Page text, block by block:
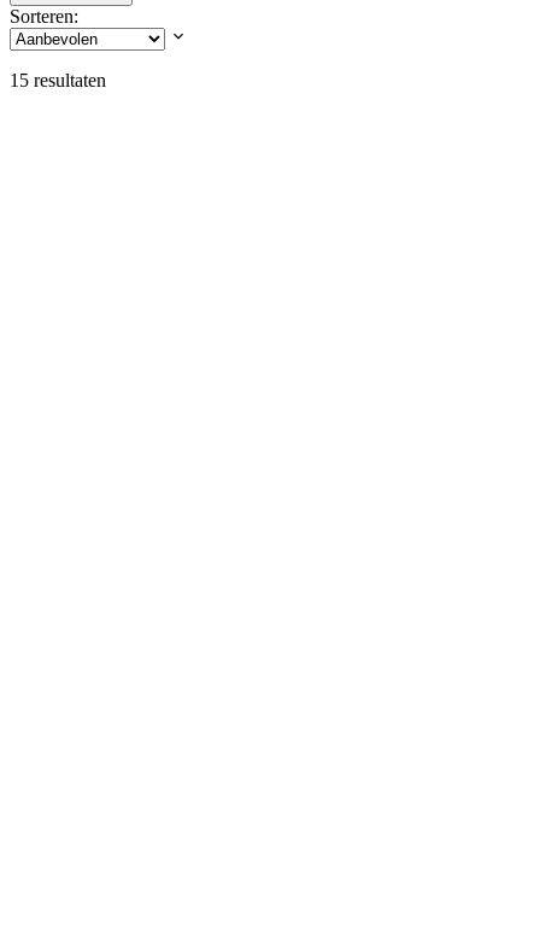
Sorteren:
15 resultaten